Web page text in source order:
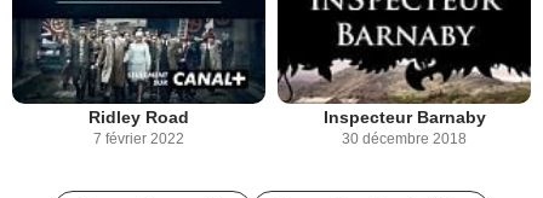
Ridley Road
7 février 2022
Inspecteur Barnaby
30 décembre 2018